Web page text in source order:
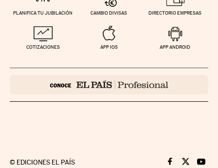
PLANIFICA TU JUBILACIÓN CAMBIO DIVISAS DIRECTORIO EMPRESAS
COTIZACIONES APP IOS APP ANDROID
© EDICIONES EL PAÍS Cinco Días en
Cinco Días
Cinco